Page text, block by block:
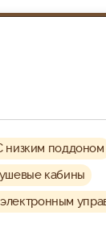
низким поддоном
кабины